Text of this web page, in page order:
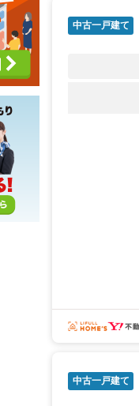
中古一戸建て
中古一戸建て